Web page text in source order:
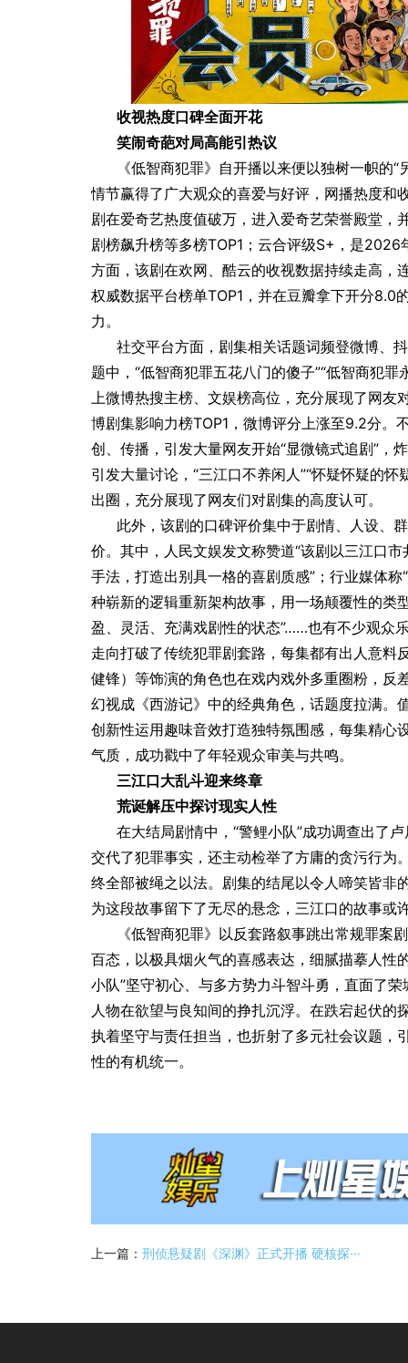
收视热度口碑全面开花
笑闹奇葩对局高能引热议
《低智商犯罪》自开播以来便以独树一帜的
情节赢得了广大观众的喜爱与好评，网播热度和
剧在爱奇艺热度值破万，进入爱奇艺荣誉殿堂，
剧榜飙升榜等多榜TOP1；云合评级S+，是
方面，该剧在欢网、酷云的收视数据持续走高，
权威数据平台榜单TOP1，并在豆瓣拿下开分8.0
力。
社交平台方面，剧集相关话题词频登微博、
题中，“低智商犯罪五花八门的傻子”“低智商犯
上微博热搜主榜、文娱榜高位，充分展现了网
博剧集影响力榜TOP1，微博评分上涨至9.2分。
创、传播，引发大量网友开始“显微镜式追剧”，
引发大量讨论，“三江口不养闲人”“怀疑怀疑的
出圈，充分展现了网友们对剧集的高度认可。
此外，该剧的口碑评价集中于剧情、人设、
价。其中，人民文娱发文称赞道“该剧以三江口
手法，打造出别具一格的喜剧质感”；行业媒体称
种崭新的逻辑重新架构故事，用一场颠覆性的类
盈、灵活、充满戏剧性的状态”……也有不少观众
走向打破了传统犯罪剧套路，每集都有出人意料
健锋）等饰演的角色也在戏内戏外多重圈粉，反
幻视成《西游记》中的经典角色，话题度拉满。
创新性运用趣味音效打造独特氛围感，每集精心
气质，成功戳中了年轻观众审美与共鸣。
三江口大乱斗迎来终章
荒诞解压中探讨现实人性
在大结局剧情中，“警鲤小队”成功调查出了
交代了犯罪事实，还主动检举了方庸的贪污行为
终全部被绳之以法。剧集的结尾以令人啼笑皆非
为这段故事留下了无尽的悬念，三江口的故事
《低智商犯罪》以反套路叙事跳出常规罪案
百态，以极具烟火气的喜感表达，细腻描摹人性
小队”坚守初心、与多方势力斗智斗勇，直面了
人物在欲望与良知间的挣扎沉浮。在跌宕起伏
执着坚守与责任担当，也折射了多元社会议题，
性的有机统一。
上一篇： 刑侦悬疑剧《深渊》正式开播 硬核探···